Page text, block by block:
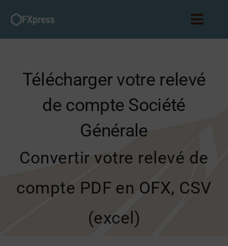
contenu
Abonnements
Partenariat
Télécharger votre relevé
de compte Société
Générale
Convertir votre relevé de
compte PDF en OFX, CSV
(excel)